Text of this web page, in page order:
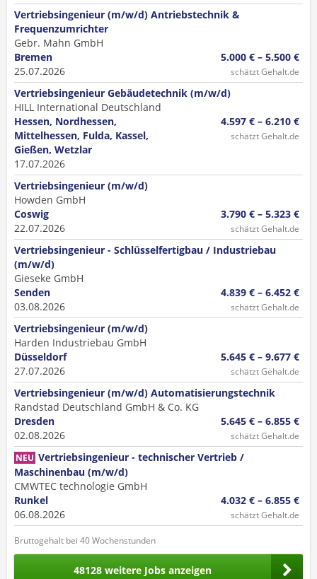
Vertriebsingenieur (m/w/d) Antriebstechnik &
Frequenzumrichter
Gebr. Mahn GmbH
Bremen
25.07.2026
5.000 € – 5.500 €
schätzt Gehalt.de
Vertriebsingenieur Gebäudetechnik (m/w/d)
HILL International Deutschland
Hessen, Nordhessen,
Mittelhessen, Fulda, Kassel,
Gießen, Wetzlar
17.07.2026
4.597 € – 6.210 €
schätzt Gehalt.de
Vertriebsingenieur (m/w/d)
Howden GmbH
Coswig
22.07.2026
3.790 € – 5.323 €
schätzt Gehalt.de
Vertriebsingenieur - Schlüsselfertigbau / Industriebau
(m/w/d)
Gieseke GmbH
Senden
03.08.2026
4.839 € – 6.452 €
schätzt Gehalt.de
Vertriebsingenieur (m/w/d)
Harden Industriebau GmbH
Düsseldorf
27.07.2026
5.645 € – 9.677 €
schätzt Gehalt.de
Vertriebsingenieur (m/w/d) Automatisierungstechnik
Randstad Deutschland GmbH & Co. KG
Dresden
02.08.2026
5.645 € – 6.855 €
schätzt Gehalt.de
NEU Vertriebsingenieur - technischer Vertrieb /
Maschinenbau (m/w/d)
CMWTEC technologie GmbH
Runkel
06.08.2026
4.032 € – 6.855 €
schätzt Gehalt.de
Bruttogehalt bei 40 Wochenstunden
48128 weitere Jobs anzeigen